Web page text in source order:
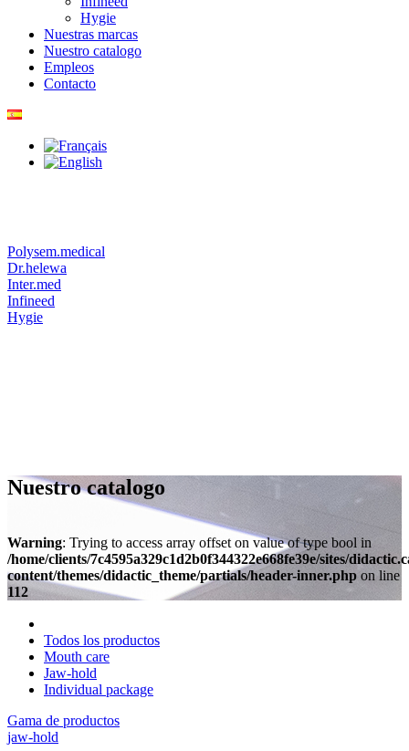
Hygie
Nuestras marcas
Nuestro catalogo
Empleos
Contacto
Polysem.medical
Dr.helewa
Inter.med
Infineed
Hygie
Nuestro catalogo
Warning: Trying to access array offset on value of type bool in
/home/clients/7c4595a329c1d2b0f344322e668fe39e/sites/
content/themes/didactic_theme/partials/header-inner.php on line
112
Todos los productos
Mouth care
Jaw-hold
Individual package
Gama de productos
jaw-hold